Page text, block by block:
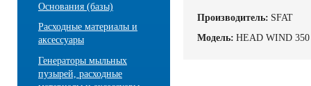
Основания (базы)
Расходные материалы и
аксессуары
Генераторы мыльных
пузырей, расходные
Производитель: SFAT
Модель: HEAD WIND 350